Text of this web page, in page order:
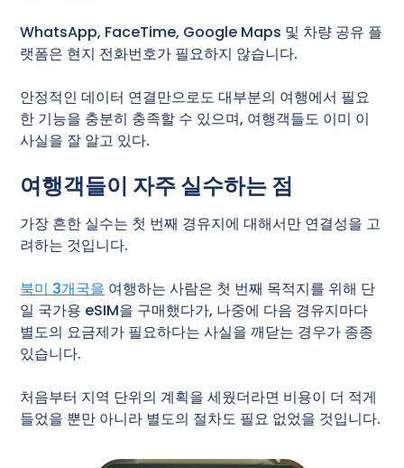
WhatsApp, FaceTime, Google Maps 및 차량 공유 플
랫폼은 현지 전화번호가 필요하지 않습니다.
안정적인 데이터 연결만으로도 대부분의 여행에서 필요
한 기능을 충분히 충족할 수 있으며, 여행객들도 이미 이
사실을 잘 알고 있다.
여행객들이 자주 실수하는 점
가장 흔한 실수는 첫 번째 경유지에 대해서만 연결성을 고
려하는 것입니다.
북미 3개국을 여행하는 사람은 첫 번째 목적지를 위해 단
일 국가용 eSIM을 구매했다가, 나중에 다음 경유지마다
별도의 요금제가 필요하다는 사실을 깨닫는 경우가 종종
있습니다.
처음부터 지역 단위의 계획을 세웠더라면 비용이 더 적게
들었을 뿐만 아니라 별도의 절차도 필요 없었을 것입니다.